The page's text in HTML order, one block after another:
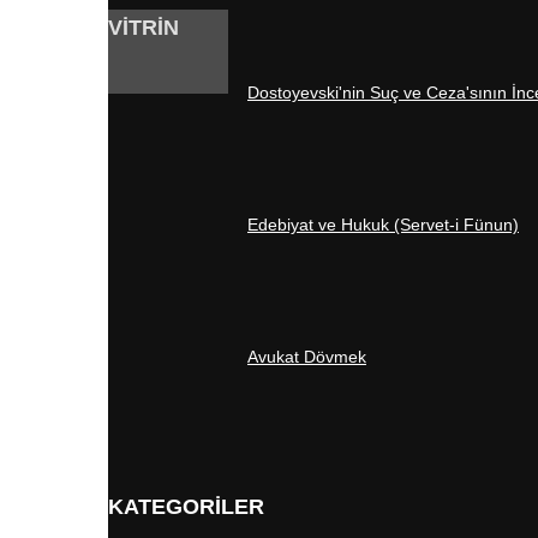
VİTRİN
Dostoyevski'nin Suç ve Ceza'sının
Edebiyat ve Hukuk (Servet-i Fünun)
Avukat Dövmek
KATEGORİLER